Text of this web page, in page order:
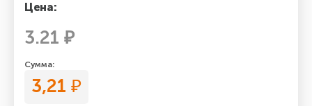
Цена:
3.21 ₽
Сумма:
3,21 ₽